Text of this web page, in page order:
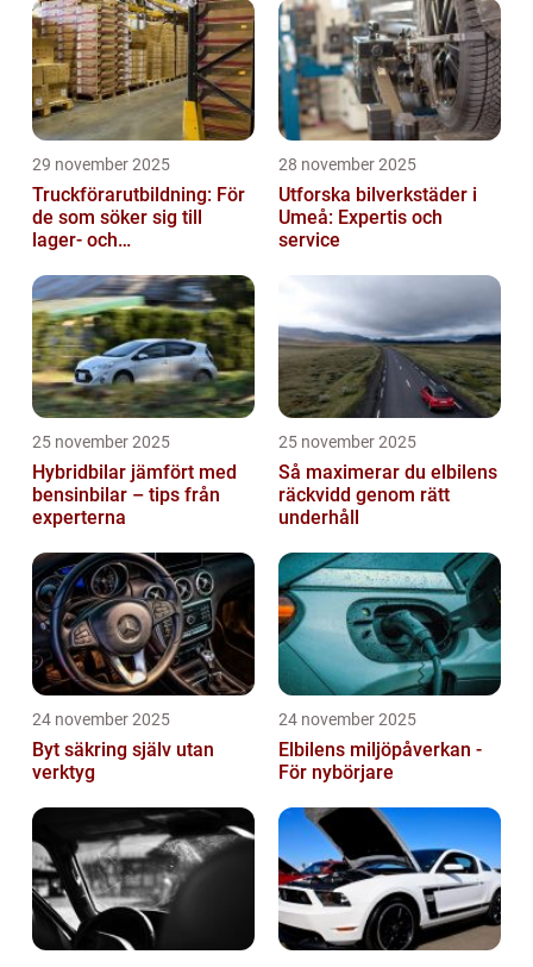
29 november 2025
Truckförarutbildning: För
de som söker sig till
lager- och
28 november 2025
Utforska bilverkstäder i
Umeå: Expertis och
service
25 november 2025
Hybridbilar jämfört med
bensinbilar – tips från
experterna
25 november 2025
Så maximerar du elbilens
räckvidd genom rätt
underhåll
24 november 2025
Byt säkring själv utan
verktyg
24 november 2025
Elbilens miljöpåverkan -
För nybörjare